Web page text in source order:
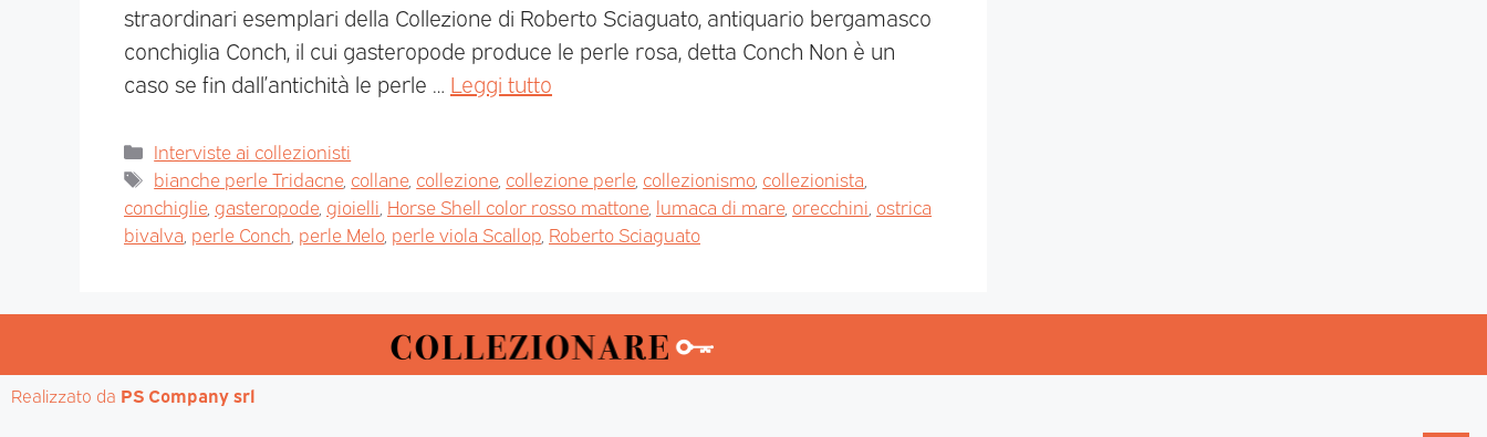
straordinari esemplari della Collezione di Roberto Sciaguato, antiquario bergamasco
conchiglia Conch, il cui gasteropode produce le perle rosa, detta Conch Non è un
caso se fin dall’antichità le perle … Leggi tutto
Interviste ai collezionisti
bianche perle Tridacne, collane, collezione, collezione perle, collezionismo, collezionista
conchiglie, gasteropode, gioielli Horse Shell color rosso mattone, lumaca di mare, orecchini ostrica
bivalva perle Conch perle Melo, perle viola Scallop Roberto Sciaguato
Realizzato da PS Company srl